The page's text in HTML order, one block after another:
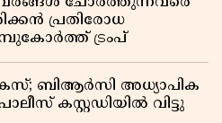
പ്രതിരോധ
ട്രംപ്
ബിആർസി അധ്യാപിക
കസ്റ്റഡിയിൽ വിട്ടു